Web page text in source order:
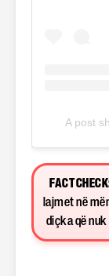
A post
FACT
lajmet në
diçka që